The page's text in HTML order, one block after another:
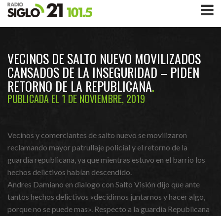
VECINOS DE SALTO NUEVO MOVILIZADOS
CANSADOS DE LA INSEGURIDAD – PIDEN
RETORNO DE LA REPUBLICANA
PUBLICADA EL 1 DE NOVIEMBRE, 2019
Vecinos y comerciantes de salto nuevo se movilizaron
reclamando mayor patrullaje policial y el retorno de la
guardia republicana, ya que mientras estuvo en el barrio los
hechos delictivos habían descendido.
Andres Damiano en dialogo con Salto Visión dijo que ante
tantos hechos delictivos «decidimos juntarnos y hacer algo,
porque no se puede mas». Respecto a la guardia Republicana